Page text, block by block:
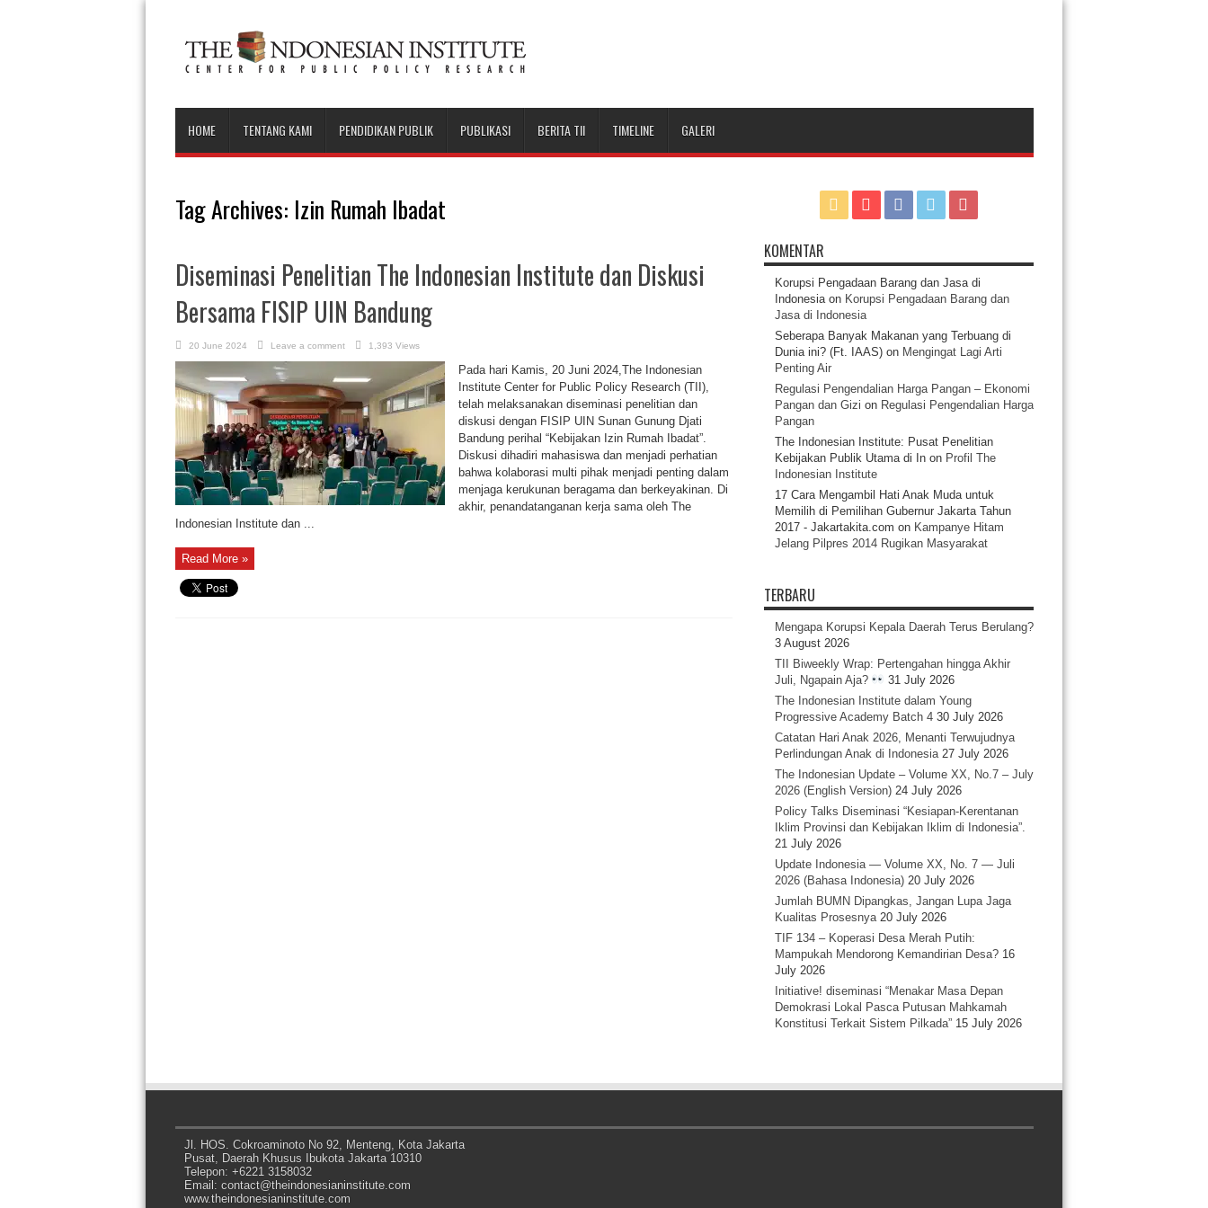
HOME TENTANG KAMI PENDIDIKAN PUBLIK PUBLIKASI BERITA TII TIMELINE GALERI
Tag Archives: Izin Rumah Ibadat
Diseminasi Penelitian The Indonesian Institute dan Diskusi
Bersama FISIP UIN Bandung
20 June 2024 Leave a comment 1,393 Views
Pada hari Kamis, 20 Juni 2024,The Indonesian
Institute Center for Public Policy Research (TII),
telah melaksanakan diseminasi penelitian dan
diskusi dengan FISIP UIN Sunan Gunung Djati
Bandung perihal “Kebijakan Izin Rumah Ibadat”.
Diskusi dihadiri mahasiswa dan menjadi perhatian
bahwa kolaborasi multi pihak menjadi penting dalam
menjaga kerukunan beragama dan berkeyakinan. Di
akhir, penandatanganan kerja sama oleh The
Indonesian Institute dan ...
Read More »
KOMENTAR
Korupsi Pengadaan Barang dan Jasa di
Indonesiaon Korupsi Pengadaan Barang dan
Jasa di Indonesia
Seberapa Banyak Makanan yang Terbuang di
Dunia ini? (Ft. IAAS)on Mengingat Lagi Arti
Penting Air
Regulasi Pengendalian Harga Pangan – Ekonomi
Pangan dan Gizi on Regulasi Pengendalian Harga
Pangan
The Indonesian Institute: Pusat Penelitian
Kebijakan Publik Utama di Inon Profil The
Indonesian Institute
17 Cara Mengambil Hati Anak Muda untuk
Memilih di Pemilihan Gubernur Jakarta Tahun
2017 - Jakartakita.com on Kampanye Hitam
Jelang Pilpres 2014 Rugikan Masyarakat
TERBARU
Mengapa Korupsi Kepala Daerah Terus Berulang?
3 August 2026
TII Biweekly Wrap: Pertengahan hingga Akhir
Juli, Ngapain Aja?
31 July 2026
The Indonesian Institute dalam Young
Progressive Academy Batch 4 30 July 2026
Catatan Hari Anak 2026, Menanti Terwujudnya
Perlindungan Anak di Indonesia 27 July 2026
The Indonesian Update – Volume XX, No.7 – July
2026 (English Version) 24 July 2026
Policy Talks Diseminasi “Kesiapan-Kerentanan
Iklim Provinsi dan Kebijakan Iklim di Indonesia”.
21 July 2026
Update Indonesia — Volume XX, No. 7 — Juli
2026 (Bahasa Indonesia) 20 July 2026
Jumlah BUMN Dipangkas, Jangan Lupa Jaga
Kualitas Prosesnya 20 July 2026
TIF 134 – Koperasi Desa Merah Putih:
Mampukah Mendorong Kemandirian Desa? 16
July 2026
Initiative! diseminasi “Menakar Masa Depan
Demokrasi Lokal Pasca Putusan Mahkamah
Konstitusi Terkait Sistem Pilkada” 15 July 2026
Jl. HOS. Cokroaminoto No 92, Menteng, Kota Jakarta
Pusat, Daerah Khusus Ibukota Jakarta 10310
Telepon: +6221 3158032
Email: contact@theindonesianinstitute.com
www.theindonesianinstitute.com